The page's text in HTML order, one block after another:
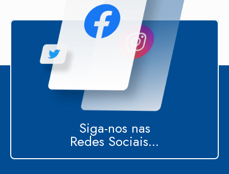
Siga-nos nas
Redes Sociais...